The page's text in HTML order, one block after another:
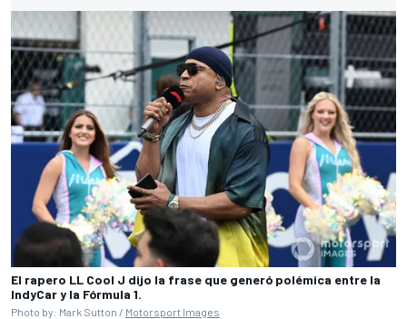
El rapero LL Cool J dijo la frase que generó polémica entre la
IndyCar y la Fórmula 1.
Photo by: Mark Sutton / Motorsport Images